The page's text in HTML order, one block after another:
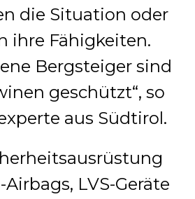
die Situation oder
ihre Fähigkeiten.
Bergsteiger sind
geschützt“, so
aus Südtirol.
LVS-Geräte